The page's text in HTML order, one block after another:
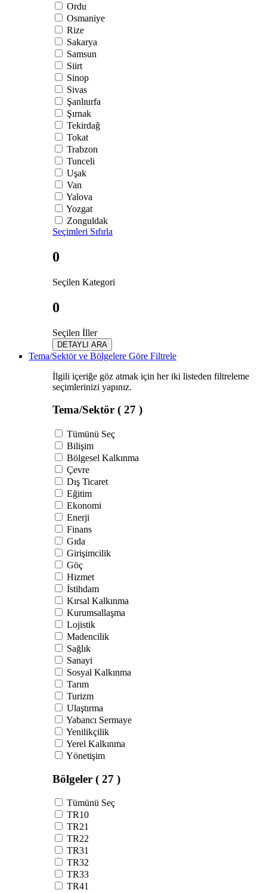
Ordu
Osmaniye
Rize
Sakarya
Samsun
Siirt
Sinop
Sivas
Şanlıurfa
Şırnak
Tekirdağ
Tokat
Trabzon
Tunceli
Uşak
Van
Yalova
Yozgat
Zonguldak
Seçimleri Sıfırla
0
Seçilen Kategori
0
Seçilen İller
DETAYLI ARA
Tema/Sektör ve Bölgelere Göre Filtrele
İlgili içeriğe göz atmak için her iki listeden filtreleme
seçimlerinizi yapınız.
Tema/Sektör ( 27 )
Tümünü Seç
Bilişim
Bölgesel Kalkınma
Çevre
Dış Ticaret
Eğitim
Ekonomi
Enerji
Finans
Gıda
Girişimcilik
Göç
Hizmet
İstihdam
Kırsal Kalkınma
Kurumsallaşma
Lojistik
Madencilik
Sağlık
Sanayi
Sosyal Kalkınma
Tarım
Turizm
Ulaştırma
Yabancı Sermaye
Yenilikçilik
Yerel Kalkınma
Yönetişim
Bölgeler ( 27 )
Tümünü Seç
TR10
TR21
TR22
TR31
TR32
TR33
TR41